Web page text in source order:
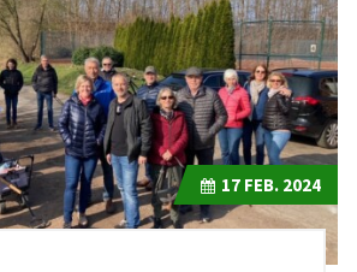
17 FEB. 2024